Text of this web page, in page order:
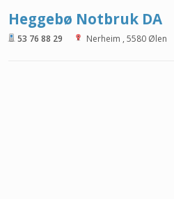
Heggebø Notbruk DA
53 76 88 29 Nerheim , 5580 Ølen